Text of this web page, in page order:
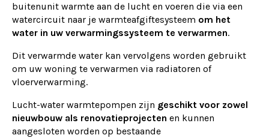
buitenunit warmte aan de lucht en voeren die via een
watercircuit naar je warmteafgiftesysteem om het
water in uw verwarmingssysteem te verwarmen.
Dit verwarmde water kan vervolgens worden gebruikt
om uw woning te verwarmen via radiatoren of
vloerverwarming.
Lucht-water warmtepompen zijn geschikt voor zowel
nieuwbouw als renovatieprojecten en kunnen
aangesloten worden op bestaande